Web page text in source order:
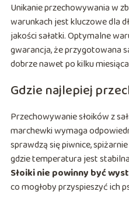
Unikanie przechowywania w
warunkach jest kluczowe dla
jakości sałatki. Optymalne
gwarancja, że przygotowana
dobrze nawet po kilku
Gdzie najlepiej
Przechowywanie słoików z
marchewki wymaga
sprawdzą się piwnice,
gdzie temperatura jest
Słoiki nie powinny być
co mogłoby przyspieszyć ich